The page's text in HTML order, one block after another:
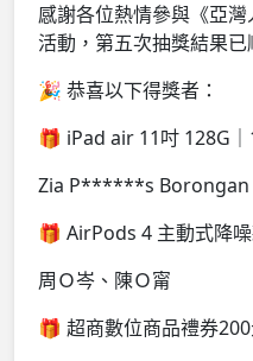
感謝各位熱情參與《亞
活動，第五次抽獎結果已
🎉 恭喜以下得獎者：
🎁 iPad air 11吋 128G｜
Zia P******s Borongan
🎁 AirPods 4 主動式降
周Ｏ岑、陳Ｏ甯
🎁 超商數位商品禮券